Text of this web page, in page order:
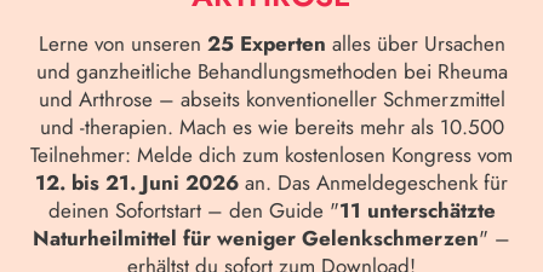
Lerne von unseren 25 Experten alles über Ursachen
und ganzheitliche Behandlungsmethoden bei Rheuma
und Arthrose – abseits konventioneller Schmerzmittel
und -therapien. Mach es wie bereits mehr als 10.500
Teilnehmer: Melde dich zum kostenlosen Kongress vom
12. bis 21. Juni 2026 an. Das Anmeldegeschenk für
deinen Sofortstart – den Guide "11 unterschätzte
Naturheilmittel für weniger Gelenkschmerzen" –
erhältst du sofort zum Download!